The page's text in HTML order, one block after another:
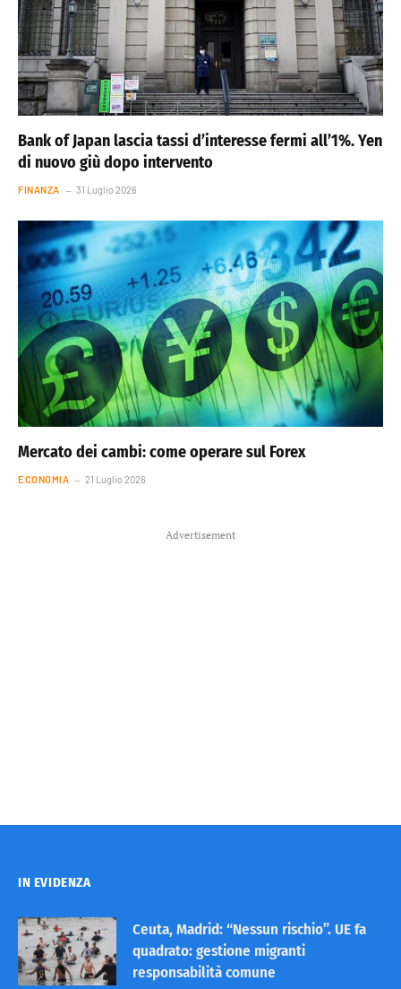
Bank of Japan lascia tassi d’interesse fermi all’1%. Yen
di nuovo giù dopo intervento
FINANZA 31 Luglio 2026
Mercato dei cambi: come operare sul Forex
ECONOMIA 21 Luglio 2026
Advertisement
IN EVIDENZA
Ceuta, Madrid: “Nessun rischio”. UE fa
quadrato: gestione migranti
responsabilità comune